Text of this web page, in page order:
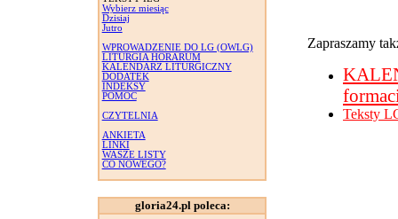
Wybierz miesiąc
Dzisiaj
Jutro
WPROWADZENIE DO LG (OWLG)
LITURGIA HORARUM
KALENDARZ LITURGICZNY
DODATEK
INDEKSY
POMOC
CZYTELNIA
ANKIETA
LINKI
WASZE LISTY
CO NOWEGO?
gloria24.pl poleca:
Zapraszamy
Teksty